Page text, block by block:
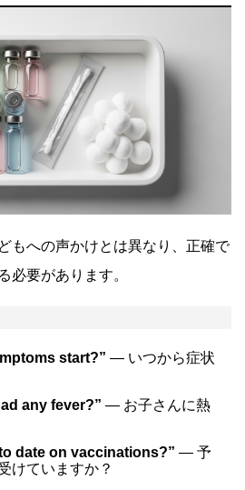
もへの声かけとは異なり、正確で
必要があります。
start?” ― いつから症状
any fever?” ― お子さんに熱
date on vaccinations?” ― 予
けていますか？